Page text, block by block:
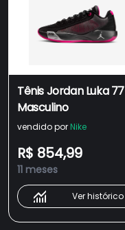
Tênis Jordan Luka 77
Masculino
vendido por Nike
R$ 854,99
11 meses
Ver histórico